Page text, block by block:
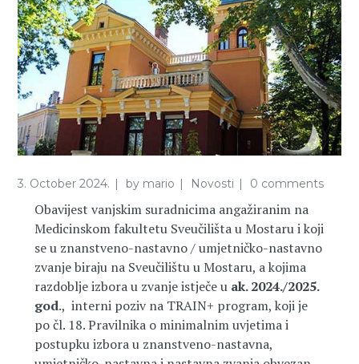
3. October 2024. by mario Novosti 0 comments
Obavijest vanjskim suradnicima angažiranim na
Medicinskom fakultetu Sveučilišta u Mostaru i koji
se u znanstveno-nastavno / umjetničko-nastavno
zvanje biraju na Sveučilištu u Mostaru, a kojima
razdoblje izbora u zvanje istječe u ak. 2024./2025.
god., interni poziv na TRAIN+ program, koji je
po čl. 18. Pravilnika o minimalnim uvjetima i
postupku izbora u znanstveno-nastavna,